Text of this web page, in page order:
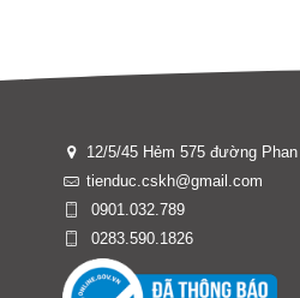
12/5/45 Hẻm 575 đường
tienduc.cskh@gmail.com
0901.032.789
0283.590.1826